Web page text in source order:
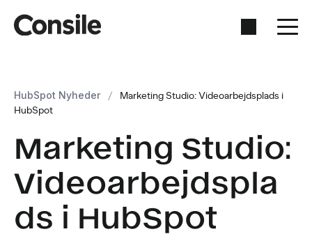
HubSpot Nyheder /
Marketing Studio: Videoarbejdsplads i
HubSpot
Marketing Studio:
Videoarbejdspla
ds i HubSpot